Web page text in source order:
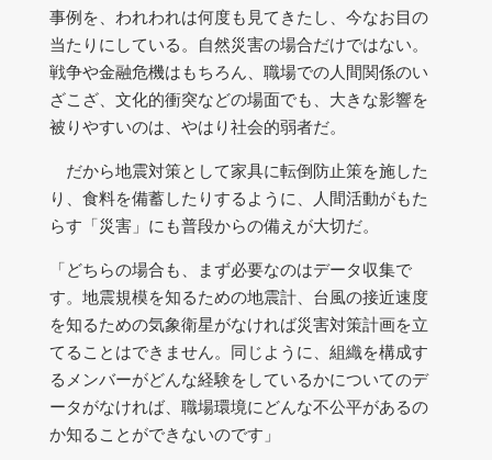
事例を、われわれは何度も見てきたし、今なお目の
当たりにしている。自然災害の場合だけではない。
戦争や金融危機はもちろん、職場での人間関係のい
ざこざ、文化的衝突などの場面でも、大きな影響を
被りやすいのは、やはり社会的弱者だ。
だから地震対策として家具に転倒防止策を施した
り、食料を備蓄したりするように、人間活動がもた
らす「災害」にも普段からの備えが大切だ。
「どちらの場合も、まず必要なのはデータ収集で
す。地震規模を知るための地震計、台風の接近速度
を知るための気象衛星がなければ災害対策計画を立
てることはできません。同じように、組織を構成す
るメンバーがどんな経験をしているかについてのデ
ータがなければ、職場環境にどんな不公平があるの
か知ることができないのです」